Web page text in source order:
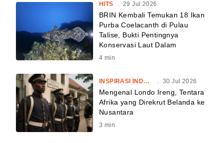
HITS . 29 Jul 2026
BRIN Kembali Temukan 18 Ikan
Purba Coelacanth di Pulau
Talise, Bukti Pentingnya
Konservasi Laut Dalam
4 min
INSPIRASI INDONESIA 30 Jul 2026
Mengenal Londo Ireng, Tentara
Afrika yang Direkrut Belanda ke
Nusantara
3 min